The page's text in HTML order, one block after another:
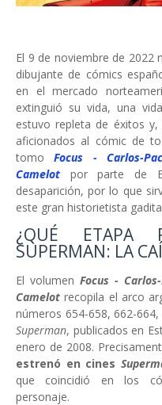
El 9 de noviembre de 2022
dibujante de cómics
en el mercado
extinguió su vida, una
estuvo repleta de éxitos
aficionados al cómic de
tomoFocus - Carlos-
Camelot por parte de
desaparición, por lo que
este gran historietista
¿QUÉ ETAPA
SUPERMAN: LA
El volumen Focus -
Camelot recopila el arco
números 654-658, 662-
Superman, publicados en
enero de 2008.
estrenó en cines
que coincidió en los
personaje.